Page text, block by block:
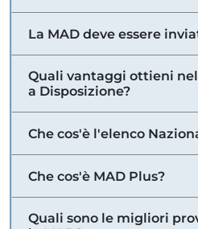
La MAD deve essere
Quali vantaggi ottieni
a Disposizione?
Che cos'è l'elenco
Che cos'è MAD Plus?
Quali sono le migliori